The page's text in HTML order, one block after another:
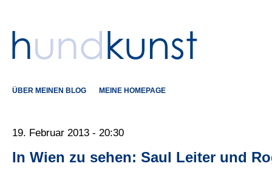
ÜBER MEINEN BLOG MEINE HOMEPAGE
19. Februar 2013 - 20:30
In Wien zu sehen: Saul Leiter und